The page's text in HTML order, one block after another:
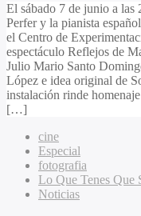
El sábado 7 de junio a
Perfer y la pianista
el Centro de
espectáculo Reflejos de
Julio Mario Santo
López e idea original de
instalación rinde
[…]
cine
Especial
fotografia
Lo Que Tenes Que
Noticias